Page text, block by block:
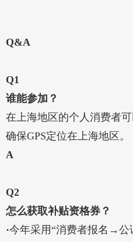
Q&A
Q1
谁能参加？
在上海地区的个人消费者
确保GPS定位在上海地区。
A
Q2
怎么获取补贴资格券？
·今年采用“消费者报名→